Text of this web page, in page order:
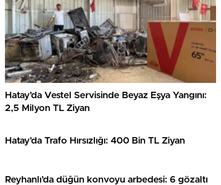
Hatay’da Vestel Servisinde Beyaz Eşya Yangını:
2,5 Milyon TL Ziyan
Hatay’da Trafo Hırsızlığı: 400 Bin TL Ziyan
Reyhanlı’da düğün konvoyu arbedesi: 6 gözaltı